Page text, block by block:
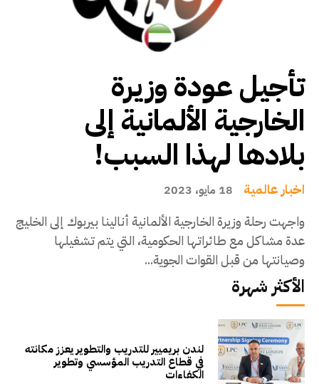
تأجيل عودة وزيرة
الخارجية الألمانية إلى
بلادها لهذا السبب!
اخبار عالمية 18 مايو، 2023
واجهت رحلة وزيرة الخارجية الألمانية أنالينا بيربوك إلى الخليج
عدة مشاكل مع طائراتها الحكومية، التي يتم تشغيلها
وصيانتها من قبل القوات الجوية...
الأكثر شهرة
لندن بريميير للتدريب والتطوير يعزز مكانته
في قطاع التدريب المؤسسي وتطوير
الكفاءات